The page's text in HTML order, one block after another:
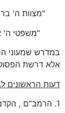
"מצוות ה'
"משפטי ה'
במדרש שמעוני
אלא דרשת
דעות הראשונים
1. הרמב"ם , הקדמה לפירוש המשניות (מקור 3) .